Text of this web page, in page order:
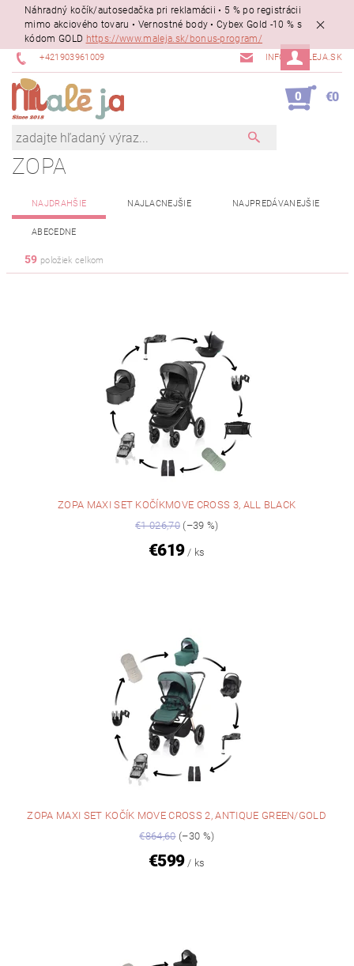
Náhradný kočík/autosedačka pri reklamácii • 5 % po registrácii
mimo akciového tovaru • Vernostné body • Cybex Gold -10 % s
kódom GOLD https://www.maleja.sk/bonus-program/
+421903961009 INFO@MALEJA.SK
0 €0
ZOPA
NAJDRAHŠIE NAJLACNEJŠIE NAJPREDÁVANEJŠIE
ABECEDNE
59 položiek celkom
ZOPA MAXI SET KOČÍKMOVE CROSS 3, ALL BLACK
€1 026,70(–39 %)
€619 / ks
ZOPA MAXI SET KOČÍK MOVE CROSS 2, ANTIQUE GREEN/GOLD
€864,60(–30 %)
€599 / ks